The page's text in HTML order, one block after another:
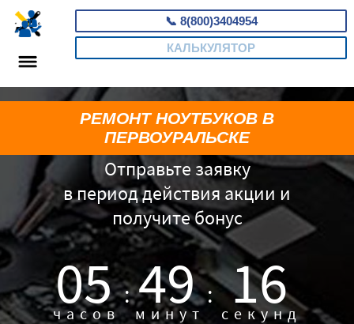
📞 8(800)3404954
КАЛЬКУЛЯТОР
Отправьте заявку
в период действия акции и
получите бонус
05 :
часов 49 :
минут 16
секунд
РЕМОНТ НОУТБУКОВ В
ПЕРВОУРАЛЬСКЕ